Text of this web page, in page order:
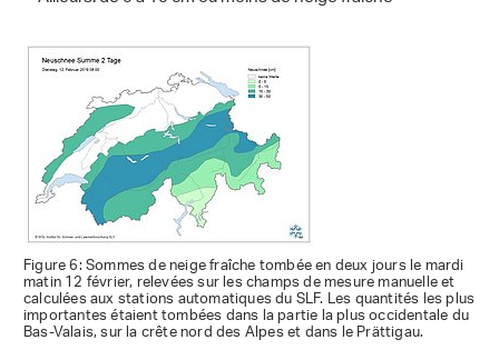
Figure 6: Sommes de neige fraîche tombée en deux jours le mardi
matin 12 février, relevées sur les champs de mesure manuelle et
calculées aux stations automatiques du SLF. Les quantités les plus
importantes étaient tombées dans la partie la plus occidentale du
Bas-Valais, sur la crête nord des Alpes et dans le Prättigau.